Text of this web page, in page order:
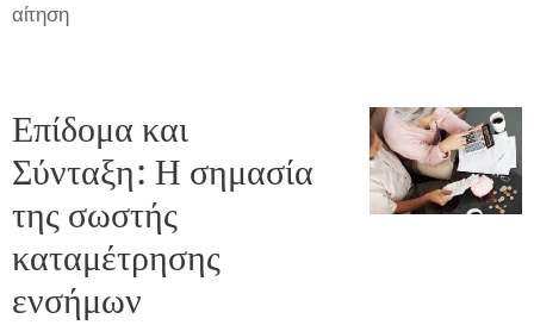
αίτηση
Επίδομα και
Σύνταξη: Η σημασία
της σωστής
καταμέτρησης
ενσήμων